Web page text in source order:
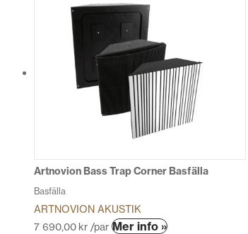
De
olika
alternativen
kan
produktsidan
Artnovion Bass Trap Corner Basfälla
Basfälla
ARTNOVION AKUSTIK
7 690,00 kr /par Mer info »Den